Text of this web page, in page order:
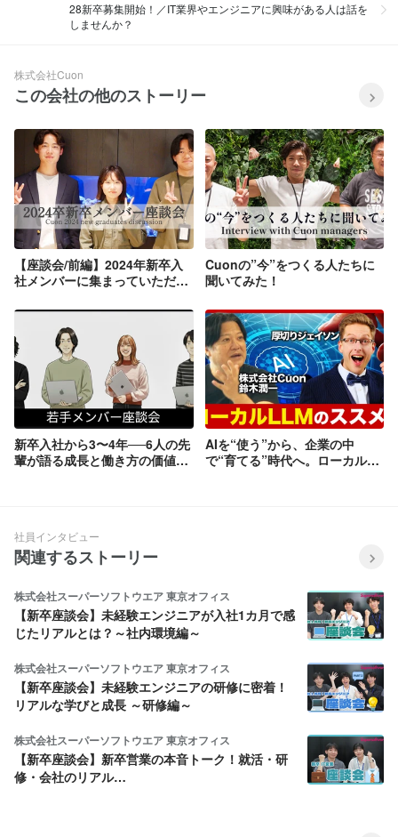
28新卒募集開始！／IT業界やエンジニアに興味がある人は話を
しませんか？
株式会社Cuon
この会社の他のストーリー
【座談会/前編】2024年新卒入
社メンバーに集まっていただき
Cuonの”今”をつくる人たちに
聞いてみた！
新卒入社から3〜4年──6人の先
輩が語る成長と働き方の価値観
AIを“使う”から、企業の中
で“育てる”時代へ。ローカル
社員インタビュー
関連するストーリー
株式会社スーパーソフトウエア 東京オフィス
【新卒座談会】未経験エンジニアが入社1カ月で感
じたリアルとは？～社内環境編～
株式会社スーパーソフトウエア 東京オフィス
【新卒座談会】未経験エンジニアの研修に密着！
リアルな学びと成長 ～研修編～
株式会社スーパーソフトウエア 東京オフィス
【新卒座談会】新卒営業の本音トーク！就活・研
修・会社のリアル…